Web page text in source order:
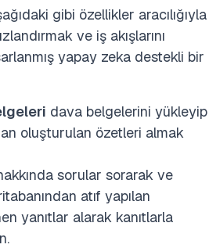
gibi özellikler aracılığıyla
ve iş akışlarını
yapay zeka destekli bir
dava belgelerini yükleyip
oluşturulan özetleri almak
sorular sorarak ve
atıf yapılan
yanıtlar alarak kanıtlarla